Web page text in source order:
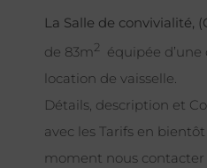
La Salle de convivialité,
de 83m2 équipée
location de vaisselle.
Détails, description et
avec les Tarifs en
moment nous